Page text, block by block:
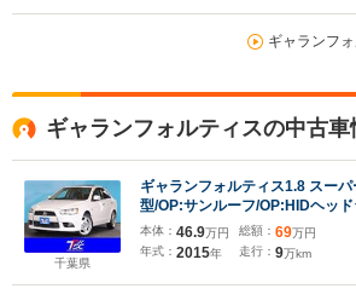
ギャランフ
ギャランフォルティスの中古車
千葉県
ギャランフォルティス1.8 スー
型/OP:サンルーフ/OP:HIDヘッ
イト/WORK18インチアルミホイ
ーンナビ/Bluetooth接続/ハーフ
ズコントロール
本体： 46.9万円
年式： 2015年
総額： 69万円
走行： 9万km